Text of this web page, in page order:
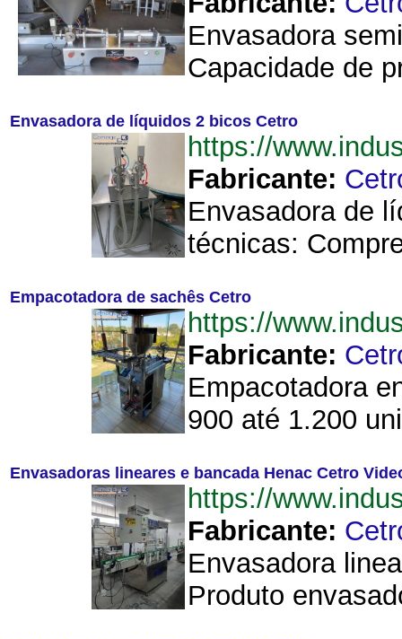
Envasadora
Capacidade de
Envasadora de líquidos 2 bicos Cetro
https://
Fabricante:
Envasadora de
técnicas:
Empacotadora de sachês Cetro
https://
Fabricante:
Empacotadora
900 até 1.200
Envasadoras lineares e bancada Henac Cetro
https://
Fabricante:
Envasadora
Produto